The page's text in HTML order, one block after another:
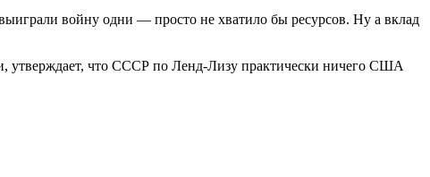
войну одни — просто не хватило бы ресурсов. Ну а вклад
утверждает, что СССР по Ленд-Лизу практически ничего США